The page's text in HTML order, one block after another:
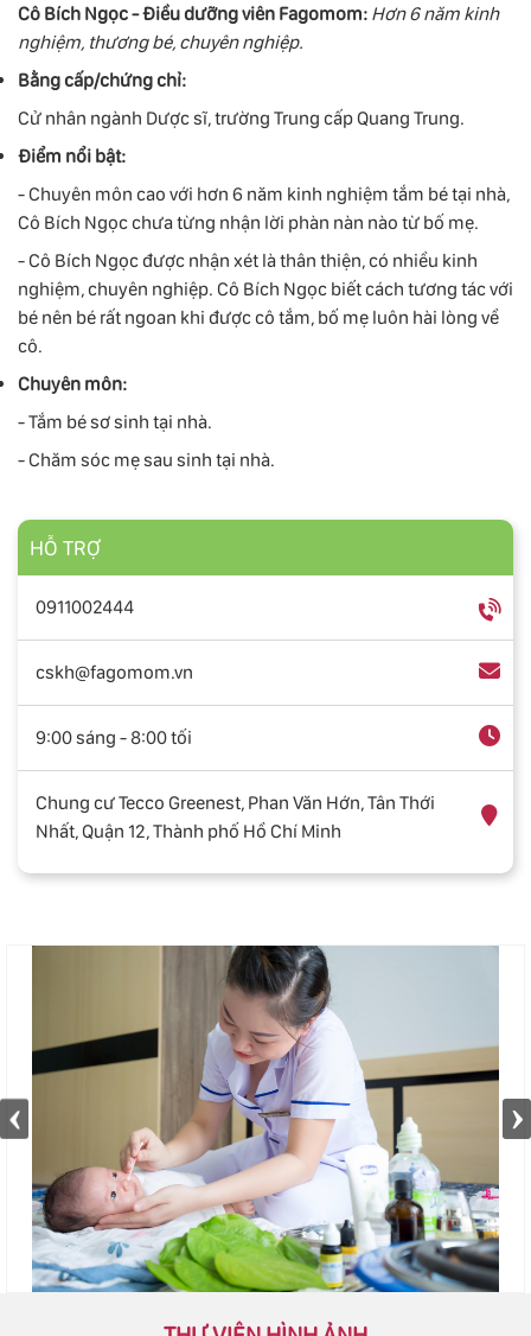
Cô Bích Ngọc - Điều dưỡng viên Fagomom: Hơn 6 năm kinh
nghiệm, thương bé, chuyên nghiệp.
Bằng cấp/chứng chỉ:
Cử nhân ngành Dược sĩ, trường Trung cấp Quang Trung.
Điểm nổi bật:
- Chuyên môn cao với hơn 6 năm kinh nghiệm tắm bé tại nhà,
Cô Bích Ngọc chưa từng nhận lời phàn nàn nào từ bố mẹ.
- Cô Bích Ngọc được nhận xét là thân thiện, có nhiều kinh
nghiệm, chuyên nghiệp. Cô Bích Ngọc biết cách tương tác với
bé nên bé rất ngoan khi được cô tắm, bố mẹ luôn hài lòng về
cô.
Chuyên môn:
- Tắm bé sơ sinh tại nhà.
- Chăm sóc mẹ sau sinh tại nhà.
HỖ TRỢ
0911002444
cskh@fagomom.vn
9:00 sáng - 8:00 tối
Chung cư Tecco Greenest, Phan Văn Hớn, Tân Thới
Nhất, Quận 12, Thành phố Hồ Chí Minh